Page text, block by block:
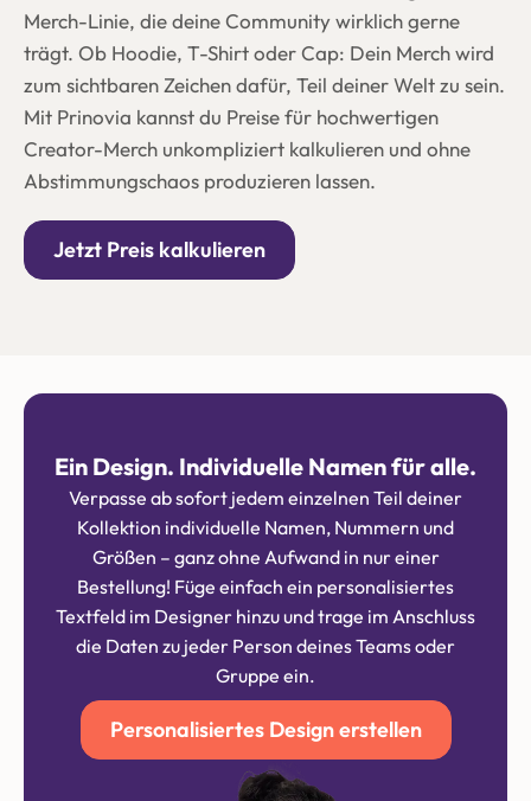
Merch-Linie, die deine Community wirklich gerne
trägt. Ob Hoodie, T-Shirt oder Cap: Dein Merch wird
zum sichtbaren Zeichen dafür, Teil deiner Welt zu sein.
Mit Prinovia kannst du Preise für hochwertigen
Creator-Merch unkompliziert kalkulieren und ohne
Abstimmungschaos produzieren lassen.
Jetzt Preis kalkulieren
Ein Design. Individuelle Namen für alle.
Verpasse ab sofort jedem einzelnen Teil deiner
Kollektion individuelle Namen, Nummern und
Größen – ganz ohne Aufwand in nur einer
Bestellung! Füge einfach ein personalisiertes
Textfeld im Designer hinzu und trage im Anschluss
die Daten zu jeder Person deines Teams oder
Gruppe ein.
Personalisiertes Design erstellen